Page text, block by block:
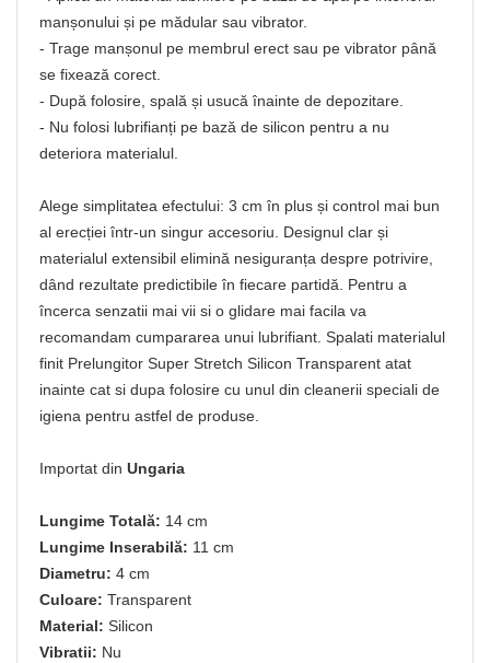
manșonului și pe mădular sau vibrator.
- Trage manșonul pe membrul erect sau pe vibrator până
se fixează corect.
- După folosire, spală și usucă înainte de depozitare.
- Nu folosi lubrifianți pe bază de silicon pentru a nu
deteriora materialul.
Alege simplitatea efectului: 3 cm în plus și control mai bun
al erecției într-un singur accesoriu. Designul clar și
materialul extensibil elimină nesiguranța despre potrivire,
dând rezultate predictibile în fiecare partidă. Pentru a
încerca senzatii mai vii si o glidare mai facila va
recomandam cumpararea unui lubrifiant. Spalati materialul
finit Prelungitor Super Stretch Silicon Transparent atat
inainte cat si dupa folosire cu unul din cleanerii speciali de
igiena pentru astfel de produse.
Importat din Ungaria
Lungime Totală: 14 cm
Lungime Inserabilă: 11 cm
Diametru: 4 cm
Culoare: Transparent
Material: Silicon
Vibratii: Nu